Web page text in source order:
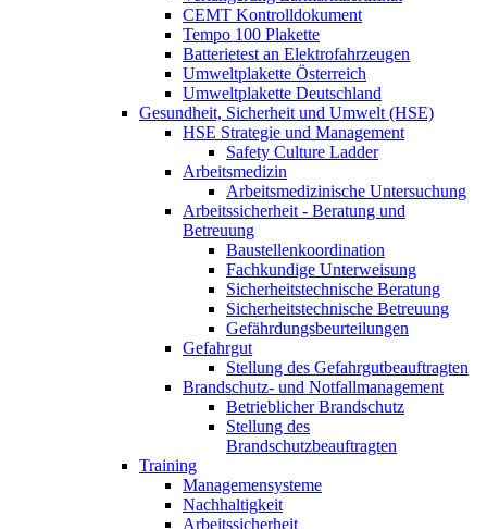
CEMT Kontrolldokument
Tempo 100 Plakette
Batterietest an Elektrofahrzeugen
Umweltplakette Österreich
Umweltplakette Deutschland
Gesundheit, Sicherheit und Umwelt (HSE)
HSE Strategie und Management
Safety Culture Ladder
Arbeitsmedizin
Arbeitsmedizinische Untersuchung
Arbeitssicherheit - Beratung und
Betreuung
Baustellenkoordination
Fachkundige Unterweisung
Sicherheitstechnische Beratung
Sicherheitstechnische Betreuung
Gefährdungsbeurteilungen
Gefahrgut
Stellung des Gefahrgutbeauftragten
Brandschutz- und Notfallmanagement
Betrieblicher Brandschutz
Stellung des
Brandschutzbeauftragten
Training
Managemensysteme
Nachhaltigkeit
Arbeitssicherheit